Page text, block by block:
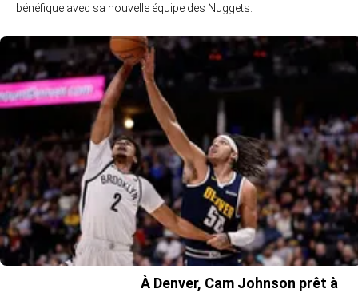
bénéfique avec sa nouvelle équipe des Nuggets.
À Denver, Cam Johnson prêt à